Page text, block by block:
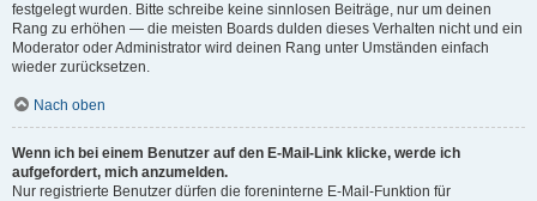
festgelegt wurden. Bitte schreibe keine sinnlosen Beiträge, nur um deinen
Rang zu erhöhen — die meisten Boards dulden dieses Verhalten nicht und ein
Moderator oder Administrator wird deinen Rang unter Umständen einfach
wieder zurücksetzen.
Nach oben
Wenn ich bei einem Benutzer auf den E-Mail-Link klicke, werde ich
aufgefordert, mich anzumelden.
Nur registrierte Benutzer dürfen die foreninterne E-Mail-Funktion für